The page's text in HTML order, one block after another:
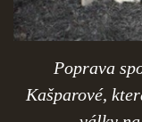
Poprava
Kašparové,